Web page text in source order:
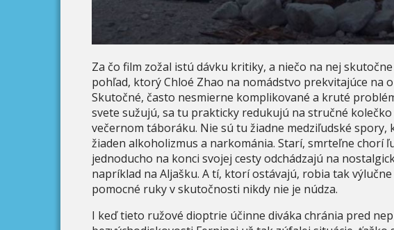
Za čo film zožal istú dávku kritiky, a niečo na nej
pohľad, ktorý Chloé Zhao na nomádstvo prekvitajúce na
Skutočné, často nesmierne komplikované a kruté
svete sužujú, sa tu prakticky redukujú na stručné
večernom táboráku. Nie sú tu žiadne medziľudské spory,
žiaden alkoholizmus a narkománia. Starí, smrteľne chorí
jednoducho na konci svojej cesty odchádzajú na
napríklad na Aljašku. A tí, ktorí ostávajú, robia tak
pomocné ruky v skutočnosti nikdy nie je núdza.
I keď tieto ružové dioptrie účinne diváka chránia pred